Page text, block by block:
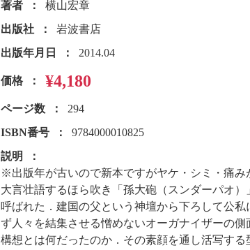
著者
横山宏章
出版社
岩波書店
出版年月日
2014.04
価格 ¥4,180
ページ数
294
ISBN番号
9784000010825
説明
※出版年が古いので新本ですがヤケ・シミ・痛み
大言壮語するほら吹き「孫大砲（スンダーパオ
呼ばれた．建国の父という神壇から下ろして公
ず人々を結集させる憎めないオーガナイザーの
構想とは何だったのか．その素顔を通し活写する